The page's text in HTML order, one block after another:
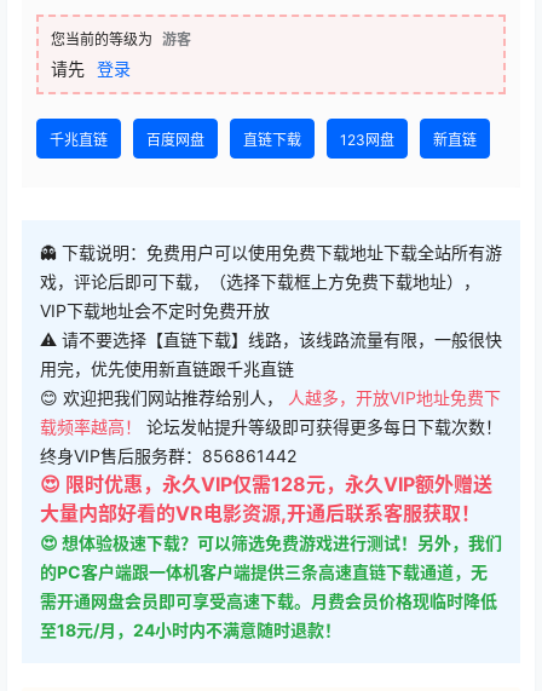
您当前的等级为 游客
请先 登录
千兆直链 百度网盘 直链下载 123网盘 新直链
👻 下载说明：免费用户可以使用免费下载地址下载全站所有游
戏，评论后即可下载，（选择下载框上方免费下载地址），
VIP下载地址会不定时免费开放
⚠ 请不要选择【直链下载】线路，该线路流量有限，一般很快
用完，优先使用新直链跟千兆直链
😊 欢迎把我们网站推荐给别人，
人越多，开放VIP地址免费下
载频率越高！ 论坛发帖提升等级即可获得更多每日下载次数！
终身VIP售后服务群：856861442
😍 限时优惠，永久VIP仅需128元，永久VIP额外赠送
大量内部好看的VR电影资源,开通后联系客服获取！
😍 想体验极速下载？可以筛选免费游戏进行测试！另外，我们
的PC客户端跟一体机客户端提供三条高速直链下载通道，无
需开通网盘会员即可享受高速下载。月费会员价格现临时降低
至18元/月，24小时内不满意随时退款！